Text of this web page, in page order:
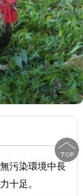
污染環境中長
十足。